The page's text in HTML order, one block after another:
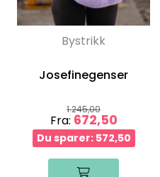
Bystrikk
Josefinegenser
1.245,00
Fra: 672,50
Du sparer: 572,50